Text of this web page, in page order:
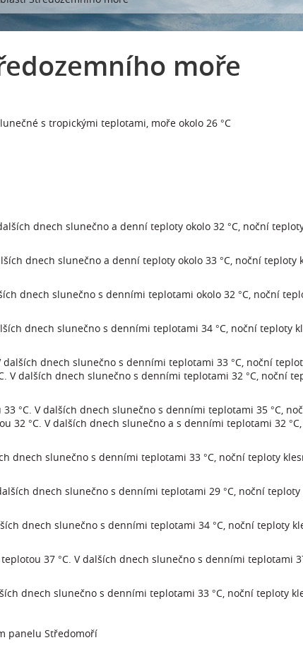
moře
s tropickými teplotami, moře okolo 26 °C
dnech slunečno a denní teploty okolo 32 °C, noční
dnech slunečno a denní teploty okolo 33 °C, noční teploty
dnech slunečno s denními teplotami okolo 32 °C, noční
dnech slunečno s denními teplotami 34 °C, noční teploty
dnech slunečno s denními teplotami 33 °C, noční
V dalších dnech slunečno s denními teplotami 32 °C, noční
°C. V dalších dnech slunečno s denními teplotami 35 °C,
32 °C. V dalších dnech slunečno a s denními teplotami 32
dnech slunečno s denními teplotami 33 °C, noční teploty
dnech slunečno s denními teplotami 29 °C, noční teploty
dnech slunečno s denními teplotami 34 °C, noční teploty
37 °C. V dalších dnech slunečno s denními teplotami
dnech slunečno s denními teplotami 33 °C, noční teploty
panelu Středomoří